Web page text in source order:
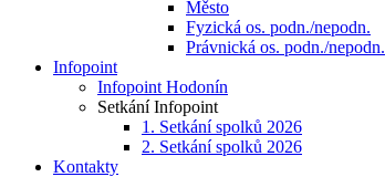
Město
Fyzická os. podn./nepodn.
Právnická os. podn./nepodn.
Infopoint
Infopoint Hodonín
Setkání Infopoint
1. Setkání spolků 2026
2. Setkání spolků 2026
Kontakty